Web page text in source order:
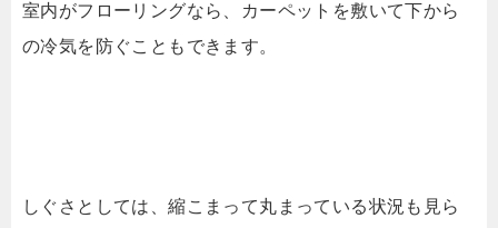
室内がフローリングなら、カーペットを敷いて下から
の冷気を防ぐこともできます。
しぐさとしては、縮こまって丸まっている状況も見ら